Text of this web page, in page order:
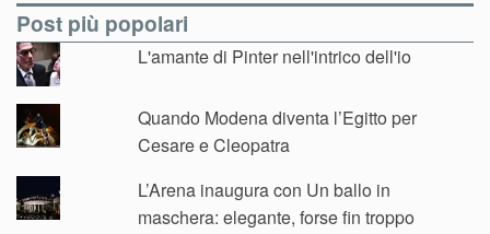
Post più popolari
L'amante di Pinter nell'intrico dell'io
Quando Modena diventa l’Egitto per
Cesare e Cleopatra
L’Arena inaugura con Un ballo in
maschera: elegante, forse fin troppo